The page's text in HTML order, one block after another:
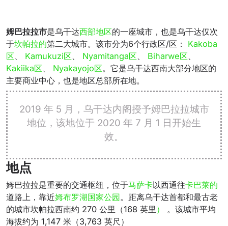
姆巴拉拉市是乌干达西部地区的一座城市 ，也是乌干达仅次
于坎帕拉的第二大城市。该市分为6个行政区/区：
Kakoba
区、 Kamukuzi区、 Nyamitanga区、 Biharwe区、
Kakiika区、 Nyakayojo区。它是乌干达西南大部分地区的
主要商业中心，也是地区总部所在地。
2019 年 5 月，乌干达内阁授予姆巴拉拉城市
地位，该地位于 2020 年 7 月 1 日开始生
效。
地点
姆巴拉拉是重要的交通枢纽，位于马萨卡以西通往卡巴莱的
道路上 ，靠近姆布罗湖国家公园。距离乌干达首都和最古老
的城市坎帕拉西南约 270 公里（168 英里 ）
。该城市平均
海拔约为 1,147 米（3,763 英尺）